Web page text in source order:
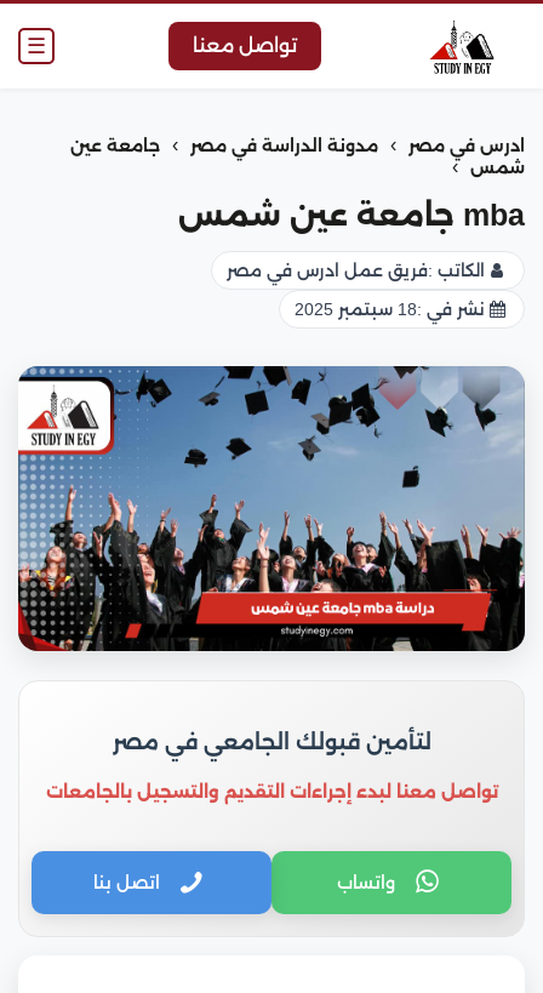
☰ تواصل معنا
ادرس في مصر › مدونة الدراسة في مصر ›
جامعة عين
شمس
›
mba جامعة عين شمس
الكاتب :فريق عمل ادرس في مصر
نشر في :18 سبتمبر 2025
لتأمين قبولك الجامعي في مصر
تواصل معنا لبدء إجراءات التقديم والتسجيل بالجامعات
واتساب اتصل بنا